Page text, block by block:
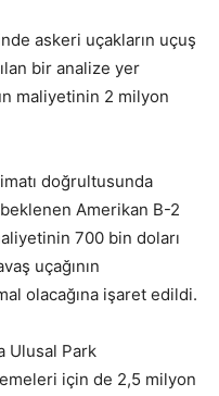
askeri uçakların uçuş
bir analize yer
maliyetinin 2 milyon
doğrultusunda
Amerikan B-2
700 bin doları
uçağının
olacağına işaret edildi.
Ulusal Park
için de 2,5 milyon